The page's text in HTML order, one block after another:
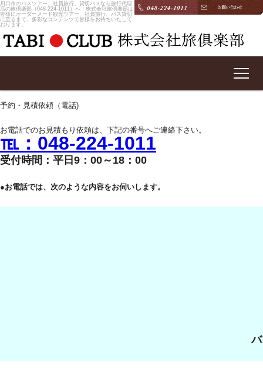
川口市のバスツアー、社員旅行、貸切バスなら旅行代理
店の旅倶楽部（048-224-1011）へ！株式会社旅倶楽部は
皆様にオーダーメード観光ツアー、社員旅行、バス貸切
に至るまで、多彩なコンテンツで皆様をお待ちいたして
おります。
ホテル&航空券
ホテル予約
国内航空券
海外航空券
バス料金計算
予約・見積依頼（電話)
お電話でのお見積もり依頼は、下記の番号へご連絡下さい。
℡：048-224-1011
受付時間：平日9：00～18：00
●お電話では、次のような内容をお伺いします。